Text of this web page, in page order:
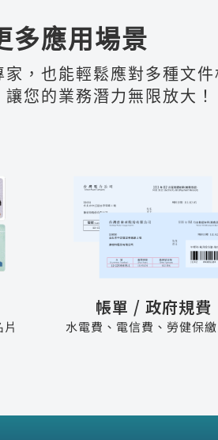
多應用場景
，也能輕鬆應對多種文
您的業務潛力無限放大！
帳單 / 政府規費
水電費、電信費、勞健保